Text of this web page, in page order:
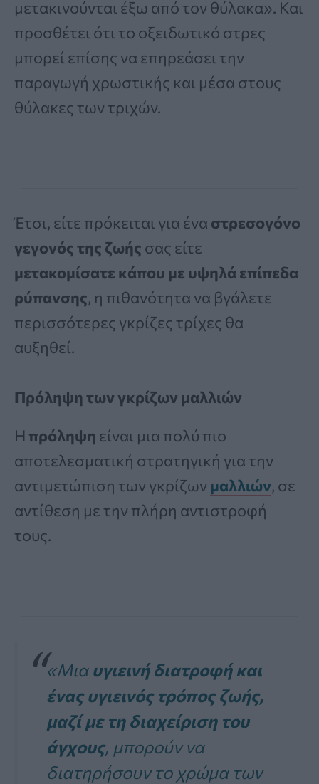
μετακινούνται έξω από τον θύλακα». Και
προσθέτει ότι το οξειδωτικό στρες
μπορεί επίσης να επηρεάσει την
παραγωγή χρωστικής και μέσα στους
θύλακες των τριχών.
Έτσι, είτε πρόκειται για ένα στρεσογόνο
γεγονός της ζωής σας είτε
μετακομίσατε κάπου με υψηλά επίπεδα
ρύπανσης, η πιθανότητα να βγάλετε
περισσότερες γκρίζες τρίχες θα
αυξηθεί.
Πρόληψη των γκρίζων μαλλιών
Η πρόληψη είναι μια πολύ πιο
αποτελεσματική στρατηγική για την
αντιμετώπιση των γκρίζων μαλλιών, σε
αντίθεση με την πλήρη αντιστροφή
τους.
«Μια υγιεινή διατροφή και
ένας υγιεινός τρόπος ζωής,
μαζί με τη διαχείριση του
άγχους, μπορούν να
διατηρήσουν το χρώμα των